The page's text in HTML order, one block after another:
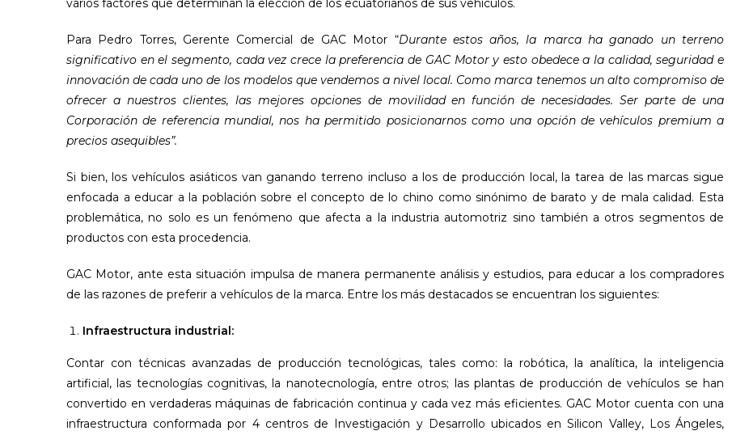
varios factores que determinan la elección de los ecuatorianos de sus vehículos.
Para Pedro Torres, Gerente Comercial de GAC Motor “Durante estos años, la marca ha ganado un terreno
significativo en el segmento, cada vez crece la preferencia de GAC Motor y esto obedece a la calidad, seguridad e
innovación de cada uno de los modelos que vendemos a nivel local. Como marca tenemos un alto compromiso de
ofrecer a nuestros clientes, las mejores opciones de movilidad en función de necesidades. Ser parte de una
Corporación de referencia mundial, nos ha permitido posicionarnos como una opción de vehículos premium a
precios asequibles”.
Si bien, los vehículos asiáticos van ganando terreno incluso a los de producción local, la tarea de las marcas sigue
enfocada a educar a la población sobre el concepto de lo chino como sinónimo de barato y de mala calidad. Esta
problemática, no solo es un fenómeno que afecta a la industria automotriz sino también a otros segmentos de
productos con esta procedencia.
GAC Motor, ante esta situación impulsa de manera permanente análisis y estudios, para educar a los compradores
de las razones de preferir a vehículos de la marca. Entre los más destacados se encuentran los siguientes:
Infraestructura industrial:
Contar con técnicas avanzadas de producción tecnológicas, tales como: la robótica, la analítica, la inteligencia
artificial, las tecnologías cognitivas, la nanotecnología, entre otros; las plantas de producción de vehículos se han
convertido en verdaderas máquinas de fabricación continua y cada vez más eficientes. GAC Motor cuenta con una
infraestructura conformada por 4 centros de Investigación y Desarrollo ubicados en Silicon Valley, Los Ángeles,